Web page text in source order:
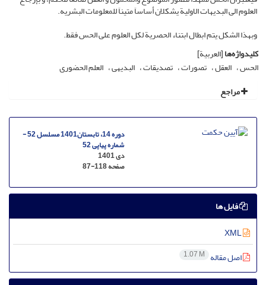
العلوم الی البدیهات الاولیة یشکلان أساساَ متیناَ للمعلومات البشریه.
وبهذا الشکل یتم ابطال ابتناء الحصریة لکل العلوم علی الحس فقط.
کلیدواژه‌ها[العربیة]
الحس العقل تصورات تصدیقات البدیهی العلم الحضوری
مراجع
دوره 14، تابستان1401 مسلسل 52 -
شماره پیاپی 52
دی 1401
صفحه87-118
فایل ها
اصل مقاله 1.07 M